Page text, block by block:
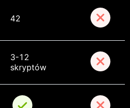
42
3-12
skryptów